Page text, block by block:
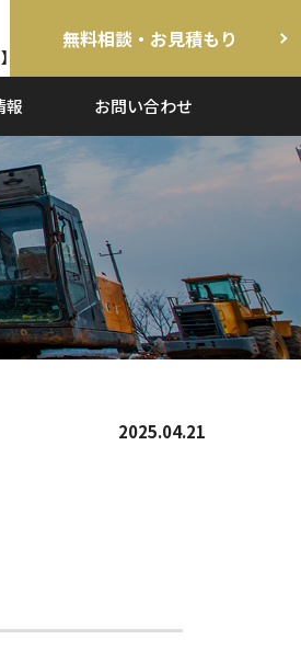
無料相談・お見積もり
報 お問い合わせ
2025.04.21